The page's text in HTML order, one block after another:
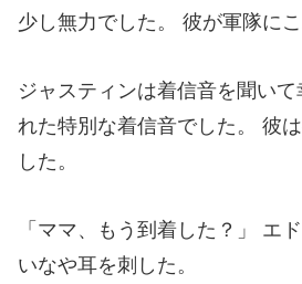
れた特別な着信音でした。 彼は